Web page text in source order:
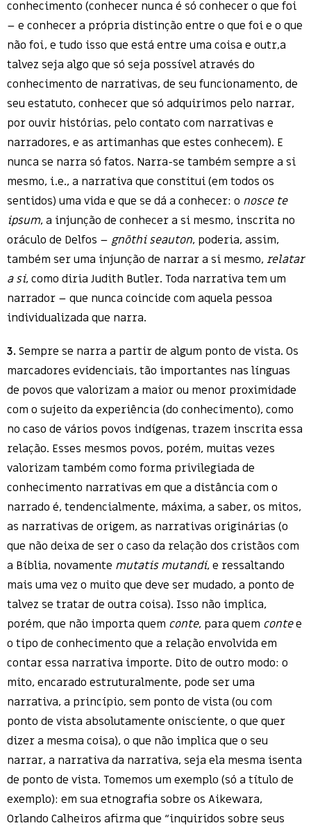
conhecimento (conhecer nunca é só conhecer o que foi
– e conhecer a própria distinção entre o que foi e o que
não foi, e tudo isso que está entre uma coisa e outr,a
talvez seja algo que só seja possível através do
conhecimento de narrativas, de seu funcionamento, de
seu estatuto, conhecer que só adquirimos pelo narrar,
por ouvir histórias, pelo contato com narrativas e
narradores, e as artimanhas que estes conhecem). E
nunca se narra só fatos. Narra-se também sempre a si
mesmo, i.e., a narrativa que constitui (em todos os
sentidos) uma vida e que se dá a conhecer: o nosce te
ipsum, a injunção de conhecer a si mesmo, inscrita no
oráculo de Delfos – gnōthi seauton, poderia, assim,
também ser uma injunção de narrar a si mesmo, relatar
a si, como diria Judith Butler. Toda narrativa tem um
narrador – que nunca coincide com aquela pessoa
individualizada que narra.
3. Sempre se narra a partir de algum ponto de vista. Os
marcadores evidenciais, tão importantes nas línguas
de povos que valorizam a maior ou menor proximidade
com o sujeito da experiência (do conhecimento), como
no caso de vários povos indígenas, trazem inscrita essa
relação. Esses mesmos povos, porém, muitas vezes
valorizam também como forma privilegiada de
conhecimento narrativas em que a distância com o
narrado é, tendencialmente, máxima, a saber, os mitos,
as narrativas de origem, as narrativas originárias (o
que não deixa de ser o caso da relação dos cristãos com
a Bíblia, novamente mutatis mutandi, e ressaltando
mais uma vez o muito que deve ser mudado, a ponto de
talvez se tratar de outra coisa). Isso não implica,
porém, que não importa quem conte, para quem contee
o tipo de conhecimento que a relação envolvida em
contar essa narrativa importe. Dito de outro modo: o
mito, encarado estruturalmente, pode ser uma
narrativa, a princípio, sem ponto de vista (ou com
ponto de vista absolutamente onisciente, o que quer
dizer a mesma coisa), o que não implica que o seu
narrar, a narrativa da narrativa, seja ela mesma isenta
de ponto de vista. Tomemos um exemplo (só a título de
exemplo): em sua etnografia sobre os Aikewara,
Orlando Calheiros afirma que “inquiridos sobre seus